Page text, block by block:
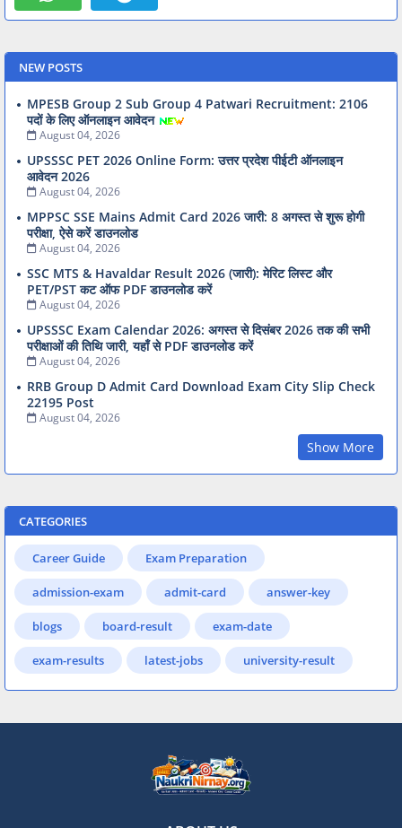
NEW POSTS
MPESB Group 2 Sub Group 4 Patwari Recruitment: 2106
पदों के लिए ऑनलाइन आवेदन
August 04, 2026
UPSSSC PET 2026 Online Form: उत्तर प्रदेश पीईटी ऑनलाइन
आवेदन 2026
August 04, 2026
MPPSC SSE Mains Admit Card 2026 जारी: 8 अगस्त से शुरू होगी
परीक्षा, ऐसे करें डाउनलोड
August 04, 2026
SSC MTS & Havaldar Result 2026 (जारी): मेरिट लिस्ट और
PET/PST कट ऑफ PDF डाउनलोड करें
August 04, 2026
UPSSSC Exam Calendar 2026: अगस्त से दिसंबर 2026 तक की सभी
परीक्षाओं की तिथि जारी, यहाँ से PDF डाउनलोड करें
August 04, 2026
RRB Group D Admit Card Download Exam City Slip Check
22195 Post
August 04, 2026
Show More
CATEGORIES
Career Guide Exam Preparation
admission-exam admit-card answer-key
blogs board-result exam-date
exam-results latest-jobs university-result